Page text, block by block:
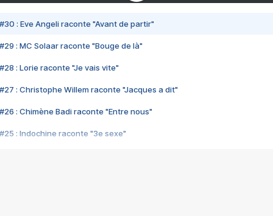
#30 : Eve Angeli raconte "Avant de partir"
#29 : MC Solaar raconte "Bouge de là"
#28 : Lorie raconte "Je vais vite"
#27 : Christophe Willem raconte "Jacques a dit"
#26 : Chimène Badi raconte "Entre nous"
#25 : Indochine raconte "3e sexe"